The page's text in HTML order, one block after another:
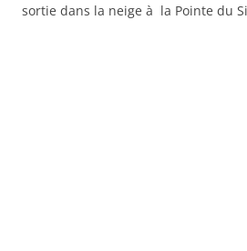
sortie dans la neige à la Pointe du